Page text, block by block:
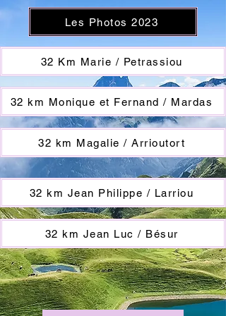
Les Photos 2023
32 Km Marie / Petrassiou
32 km Monique et Fernand / Mardas
32 km Magalie / Arrioutort
32 km Jean Philippe / Larriou
32 km Jean Luc / Bésur